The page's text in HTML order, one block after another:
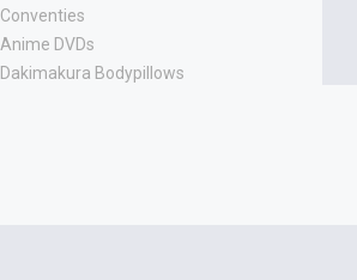
Conventies
Anime DVDs
Dakimakura Bodypillows